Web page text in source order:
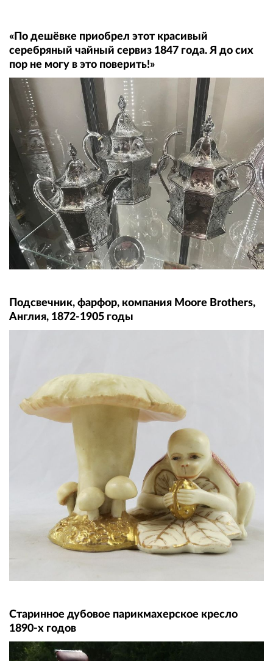
«По дешёвке приобрел этот красивый
серебряный чайный сервиз 1847 года. Я до сих
пор не могу в это поверить!»
Подсвечник, фарфор, компания Moore Brothers,
Англия, 1872-1905 годы
Старинное дубовое парикмахерское кресло
1890-х годов